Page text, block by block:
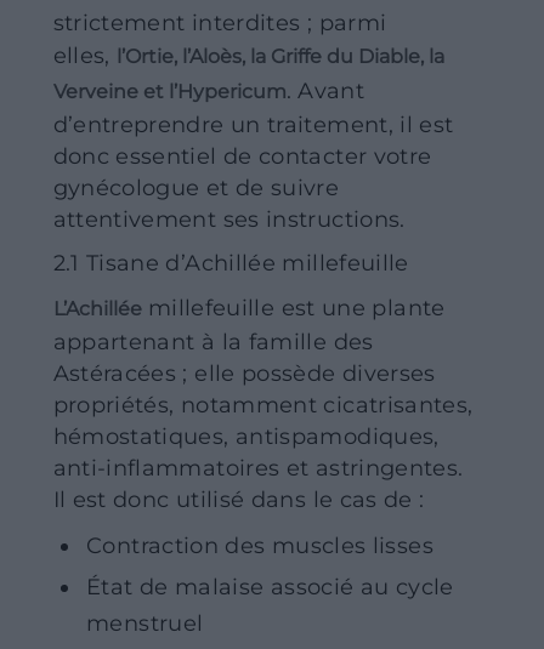
strictement interdites ; parmi
elles,
l’Ortie, l’Aloès, la Griffe du Diable, la
Verveine et l’Hypericum. Avant
d’entreprendre un traitement, il est
donc essentiel de contacter votre
gynécologue et de suivre
attentivement ses instructions.
2.1 Tisane d’Achillée millefeuille
L’Achilléemillefeuille est une plante
appartenant à la famille des
Astéracées ; elle possède diverses
propriétés, notamment cicatrisantes,
hémostatiques, antispamodiques,
anti-inflammatoires et astringentes.
Il est donc utilisé dans le cas de :
Contraction des muscles lisses
État de malaise associé au cycle
menstruel